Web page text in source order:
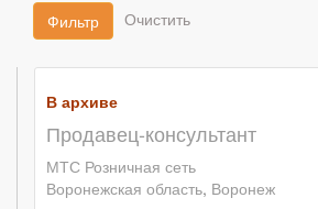
Фильтр
В архиве
Продавец-консультант
МТС Розничная сеть
Воронежская область, Воронеж